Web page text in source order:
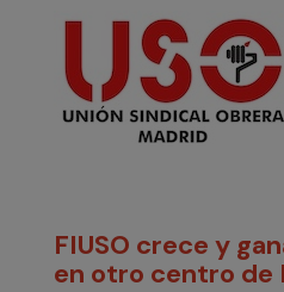
FIUSO crece y
en otro centro de